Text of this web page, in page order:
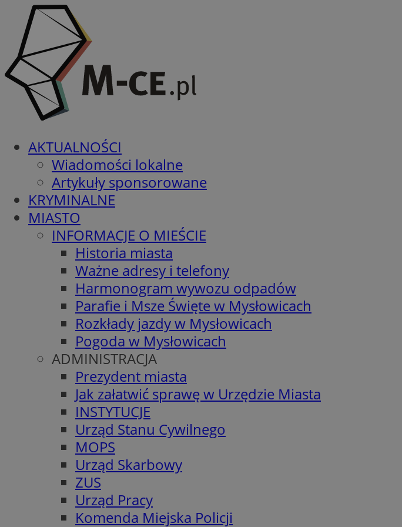
AKTUALNOŚCI
Wiadomości lokalne
Artykuły sponsorowane
KRYMINALNE
MIASTO
INFORMACJE O MIEŚCIE
Historia miasta
Ważne adresy i telefony
Harmonogram wywozu odpadów
Parafie i Msze Święte w Mysłowicach
Rozkłady jazdy w Mysłowicach
Pogoda w Mysłowicach
ADMINISTRACJA
Prezydent miasta
Jak załatwić sprawę w Urzędzie Miasta
INSTYTUCJE
Urząd Stanu Cywilnego
MOPS
Urząd Skarbowy
ZUS
Urząd Pracy
Komenda Miejska Policji